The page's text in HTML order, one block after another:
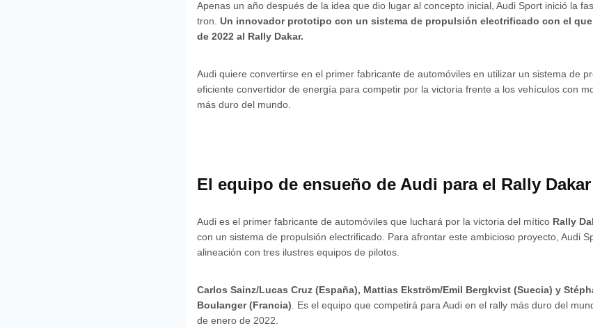
Apenas un año después de la idea que dio lugar al concepto inicial, Audi Sport inició la
tron. Un innovador prototipo con un sistema de propulsión electrificado con el
de 2022 al Rally Dakar.
Audi quiere convertirse en el primer fabricante de automóviles en utilizar un sistema de
eficiente convertidor de energía para competir por la victoria frente a los vehículos con
más duro del mundo.
El equipo de ensueño de Audi para el Rally Dakar
Audi es el primer fabricante de automóviles que luchará por la victoria del mítico Rally
con un sistema de propulsión electrificado. Para afrontar este ambicioso proyecto, Audi
alineación con tres ilustres equipos de pilotos.
Carlos Sainz/Lucas Cruz (España), Mattias Ekström/Emil Bergkvist (Suecia) y
Boulanger (Francia) . Es el equipo que competirá para Audi en el rally más duro del
de enero de 2022.